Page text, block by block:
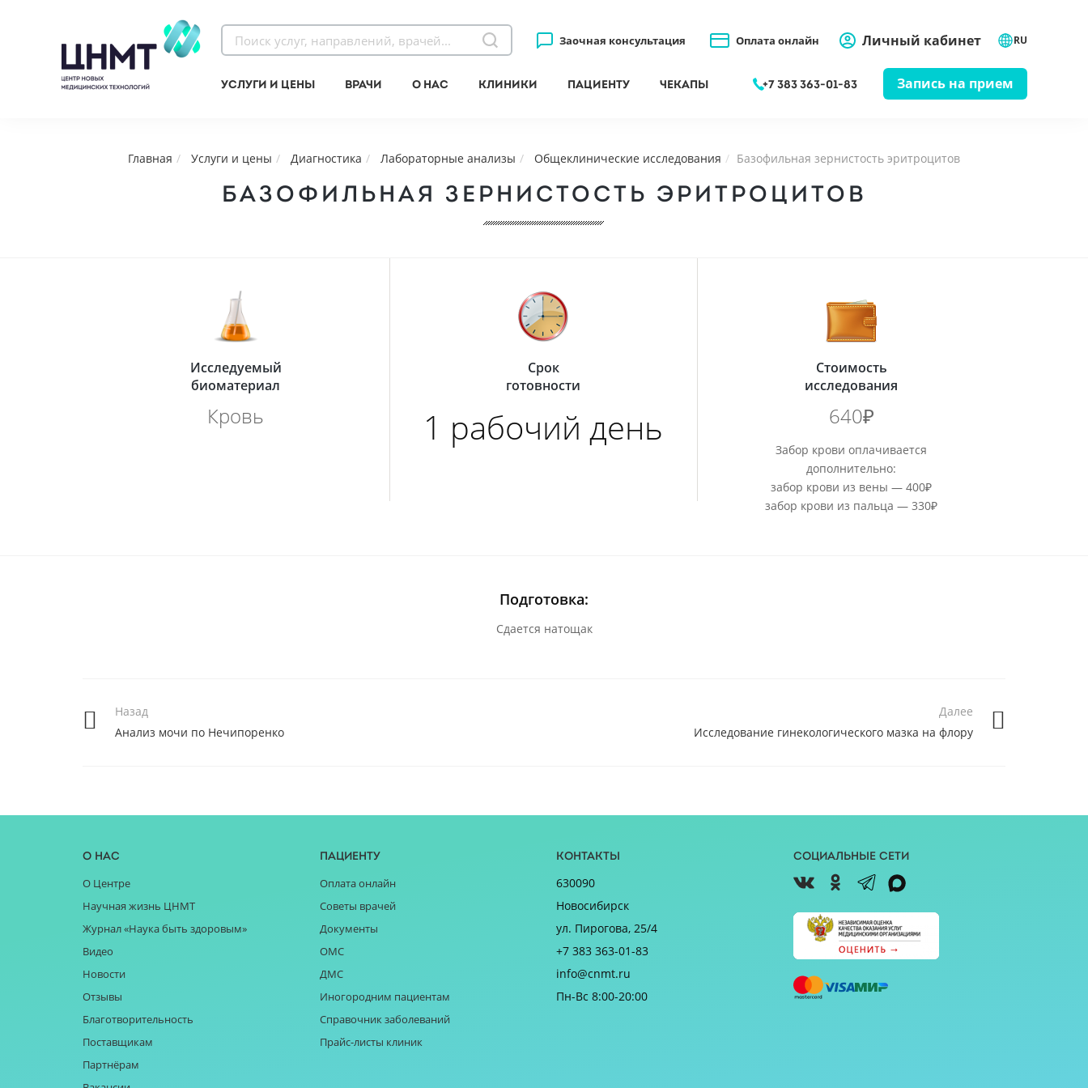
Заочная консультация Оплата онлайн Личный кабинет RU
Услуги и цены Врачи О нас Клиники Пациенту Чекапы +7 383 363-01-83 Запись на прием
Главная Услуги и цены Диагностика Лабораторные анализы Общеклинические исследования Базофильная зернистость эритроцитов
БАЗОФИЛЬНАЯ ЗЕРНИСТОСТЬ ЭРИТРОЦИТОВ
Исследуемый
биоматериал
Кровь
Срок
готовности
1 рабочий день
Стоимость
исследования
640₽
Забор крови оплачивается
дополнительно:
забор крови из вены — 400₽
забор крови из пальца — 330₽
Подготовка:
Сдается натощак
Назад
Анализ мочи по Нечипоренко
Далее
Исследование гинекологического мазка на флору
О нас
О Центре
Научная жизнь ЦНМТ
Журнал «Наука быть здоровым»
Видео
Новости
Отзывы
Благотворительность
Поставщикам
Партнёрам
Пациенту
Оплата онлайн
Советы врачей
Документы
ОМС
ДМС
Иногородним пациентам
Справочник заболеваний
Прайс-листы клиник
Контакты
630090
Новосибирск
ул. Пирогова, 25/4
+7 383 363-01-83
info@cnmt.ru
Пн-Вс 8:00-20:00
Социальные сети